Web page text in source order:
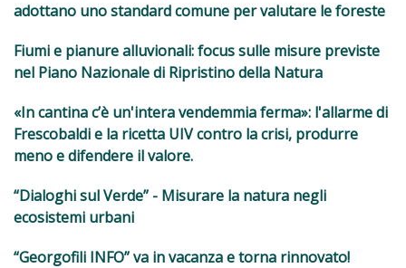
adottano uno standard comune per valutare le foreste
Fiumi e pianure alluvionali: focus sulle misure previste
nel Piano Nazionale di Ripristino della Natura
«In cantina c’è un'intera vendemmia ferma»: l'allarme di
Frescobaldi e la ricetta UIV contro la crisi, produrre
meno e difendere il valore.
“Dialoghi sul Verde” - Misurare la natura negli
ecosistemi urbani
“Georgofili INFO” va in vacanza e torna rinnovato!